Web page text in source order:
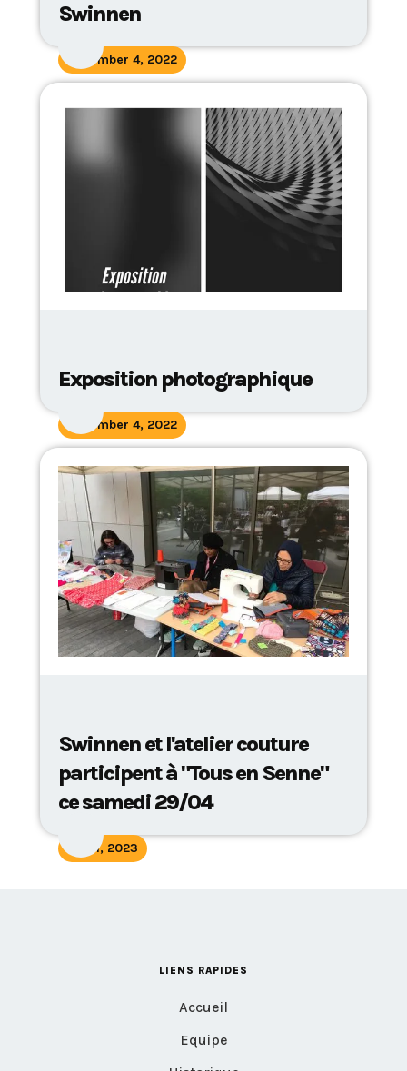
Swinnen
November 4, 2022
Exposition photographique
November 4, 2022
Swinnen et l'atelier couture
participent à "Tous en Senne"
ce samedi 29/04
May 1, 2023
LIENS RAPIDES
Accueil
Equipe